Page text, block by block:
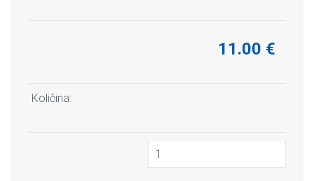
11.00 €
Količina: